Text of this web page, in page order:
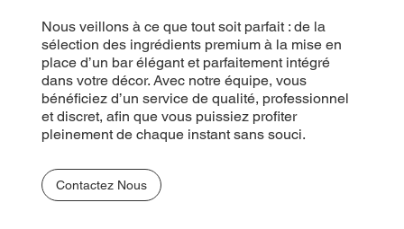
Nous veillons à ce que tout soit parfait : de la
sélection des ingrédients premium à la mise en
place d’un bar élégant et parfaitement intégré
dans votre décor. Avec notre équipe, vous
bénéficiez d’un service de qualité, professionnel
et discret, afin que vous puissiez profiter
pleinement de chaque instant sans souci.
Contactez Nous